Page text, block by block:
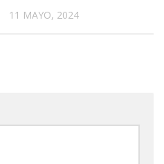
11 MAYO, 2024